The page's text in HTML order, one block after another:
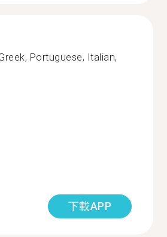
Portuguese, Italian,
下載APP